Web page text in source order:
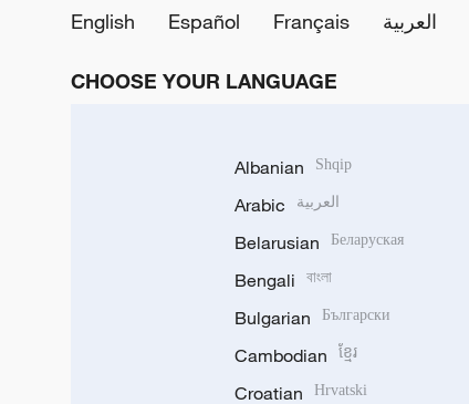
English
Español Français العربية
CHOOSE YOUR LANGUAGE
Albanian Shqip
Arabic العربية
Belarusian Беларуская
Bengali বাংলা
Bulgarian Български
Cambodian ខ្មែរ
Croatian Hrvatski